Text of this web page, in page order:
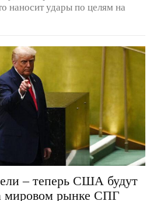
наносит удары по целям на
– теперь США будут
мировом рынке СПГ